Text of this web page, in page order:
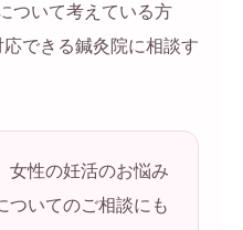
ついて考えている方
できる鍼灸院に相談す
女性の妊活のお悩み
ついてのご相談にも